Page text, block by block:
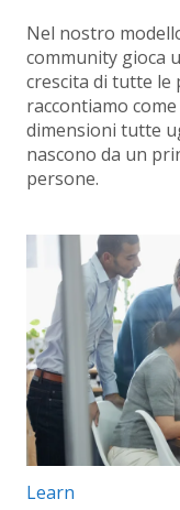
Nel nostro
community gioca
crescita di tutte le
raccontiamo
dimensioni tutte
nascono da un
persone.
Categorie articolo:
Learn